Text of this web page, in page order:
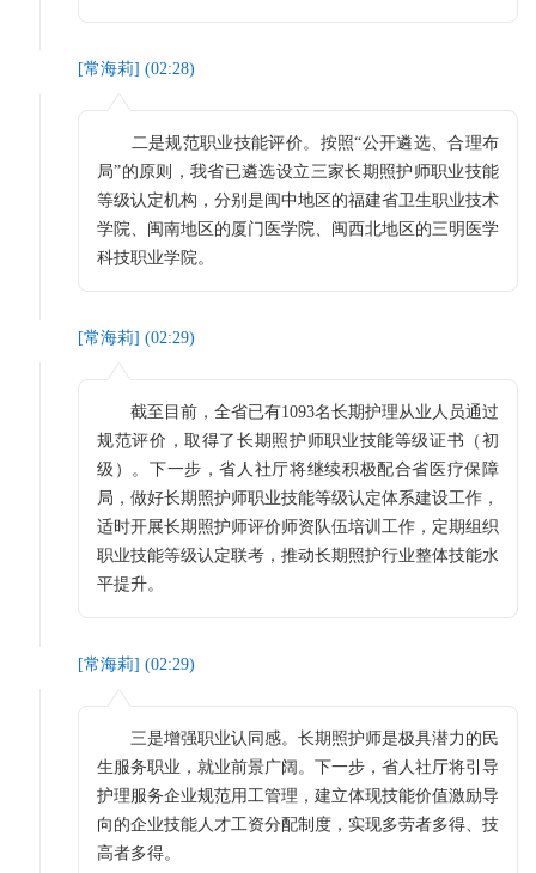
[常海莉] (02:28)
二是规范职业技能评价。按照“公开遴选、合理布
局”的原则，我省已遴选设立三家长期照护师职业技能
等级认定机构，分别是闽中地区的福建省卫生职业技术
学院、闽南地区的厦门医学院、闽西北地区的三明医学
科技职业学院。
[常海莉] (02:29)
截至目前，全省已有1093名长期护理从业人员通过
规范评价，取得了长期照护师职业技能等级证书（初
级）。下一步，省人社厅将继续积极配合省医疗保障
局，做好长期照护师职业技能等级认定体系建设工作，
适时开展长期照护师评价师资队伍培训工作，定期组织
职业技能等级认定联考，推动长期照护行业整体技能水
平提升。
[常海莉] (02:29)
三是增强职业认同感。长期照护师是极具潜力的民
生服务职业，就业前景广阔。下一步，省人社厅将引导
护理服务企业规范用工管理，建立体现技能价值激励导
向的企业技能人才工资分配制度，实现多劳者多得、技
高者多得。